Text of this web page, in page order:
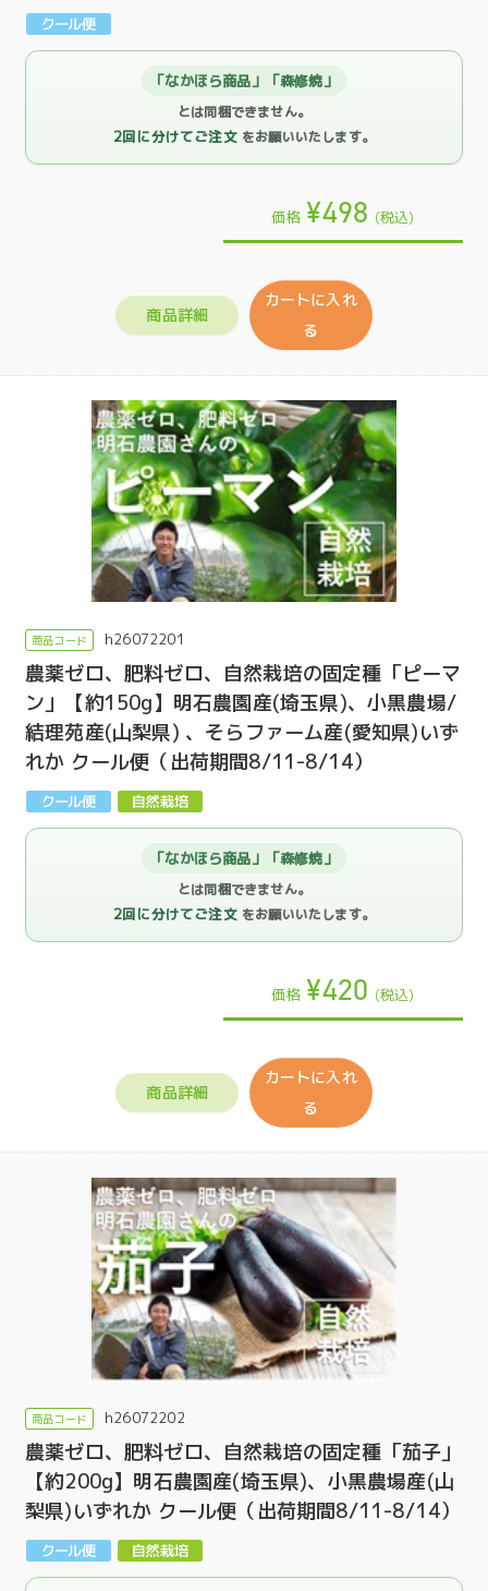
「なかほら商品」「森修焼」
とは同梱できません。
2回に分けてご注文 をお願いいたします。
価格 ¥498 (税込)
商品詳細
カートに入れ
る
h26072201
農薬ゼロ、肥料ゼロ、自然栽培の固定種「ピーマ
ン」【約150g】明石農園産(埼玉県)、小黒農場/
結理苑産(山梨県) 、そらファーム産(愛知県)いず
れか クール便（出荷期間8/11-8/14）
「なかほら商品」「森修焼」
とは同梱できません。
2回に分けてご注文 をお願いいたします。
価格 ¥420 (税込)
商品詳細
カートに入れ
る
h26072202
農薬ゼロ、肥料ゼロ、自然栽培の固定種「茄子」
【約200g】明石農園産(埼玉県)、小黒農場産(山
梨県)いずれか クール便（出荷期間8/11-8/14）